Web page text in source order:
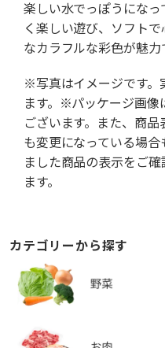
楽しい水でっぽうにな
く楽しい遊び、ソフト
なカラフルな彩色が魅力
※写真はイメージです。
ます。※パッケージ画像
ございます。また、商
も変更になっている場合
ました商品の表示をご
ます。
カテゴリーから探す